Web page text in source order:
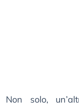
Non solo,